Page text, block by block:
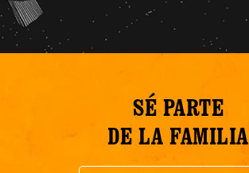
SÉ PARTE
DE LA FAMILIA